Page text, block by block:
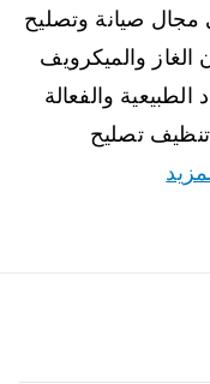
مجال صيانة وتصليح
والميكرويف
والفعالة
تنظيف تصليح